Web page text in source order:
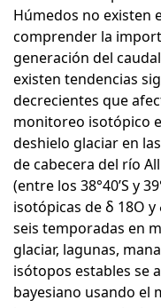
Húmedos no existen
comprender la
generación del
existen tendencias
decrecientes que
monitoreo isotópico
deshielo glaciar en
de cabecera del río
(entre los 38°40’S y
isotópicas de δ 18O
seis temporadas en
glaciar, lagunas,
isótopos estables se
bayesiano usando el